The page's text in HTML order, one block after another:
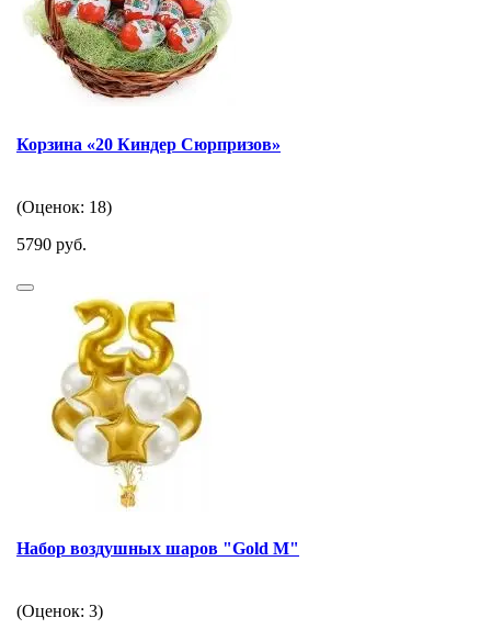
Корзина «20 Киндер Сюрпризов»
(Оценок: 18)
5790 руб.
Набор воздушных шаров "Gold M"
(Оценок: 3)